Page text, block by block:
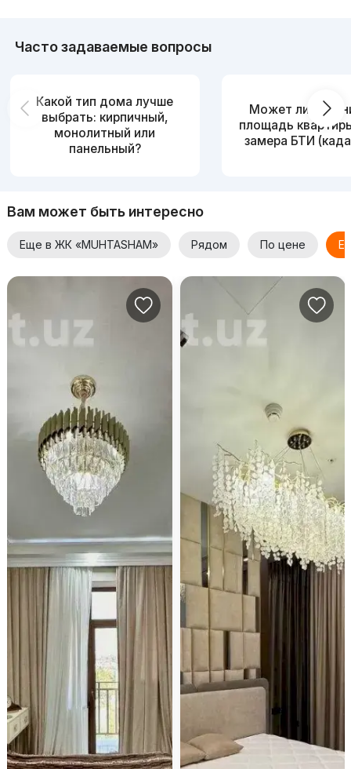
Часто задаваемые вопросы
Какой тип дома лучше
выбрать: кирпичный,
монолитный или
панельный?
Может ли
площадь
замера БТИ
Вам может быть интересно
Еще в ЖК «MUHTASHAM» Рядом По цене